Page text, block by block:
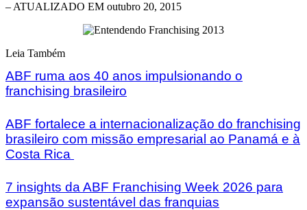
– ATUALIZADO EM outubro 20, 2015
Leia Também
ABF ruma aos 40 anos impulsionando o
franchising brasileiro
ABF fortalece a internacionalização do franchising
brasileiro com missão empresarial ao Panamá e à
Costa Rica
7 insights da ABF Franchising Week 2026 para
expansão sustentável das franquias